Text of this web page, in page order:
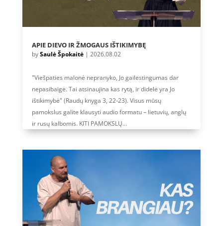
APIE DIEVO IR ŽMOGAUS IŠTIKIMYBĘ
bySaulė Špokaitė| 2026.08.02
"Viešpaties malonė nepranyko, Jo gailestingumas dar
nepasibaigė. Tai atsinaujina kas rytą, ir didelė yra Jo
ištikimybė" (Raudų knyga 3, 22-23). Visus mūsų
pamokslus galite klausyti audio formatu – lietuvių, anglų
ir rusų kalbomis. KITI PAMOKSLŲ...